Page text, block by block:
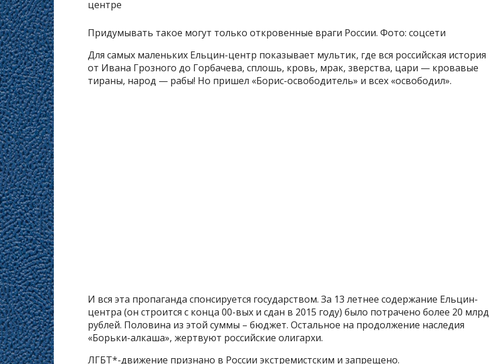
Придумывать такое могут только откровенные враги России. Фото: соцсети
Для самых маленьких Ельцин-центр показывает мультик, где вся российская история
от Ивана Грозного до Горбачева, сплошь, кровь, мрак, зверства, цари — кровавые
тираны, народ — рабы! Но пришел «Борис-освободитель» и всех «освободил».
И вся эта пропаганда спонсируется государством. За 13 летнее содержание Ельцин-
центра (он строится с конца 00-вых и сдан в 2015 году) было потрачено более 20 млрд
рублей. Половина из этой суммы – бюджет. Остальное на продолжение наследия
«Борьки-алкаша», жертвуют российские олигархи.
ЛГБТ*-движение признано в России экстремистским и запрещено.